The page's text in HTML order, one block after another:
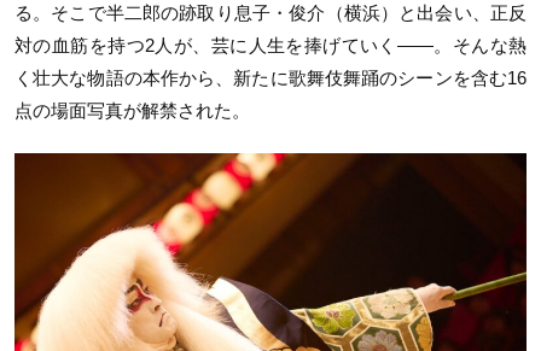
る。そこで半二郎の跡取り息子・俊介（横浜）と出会い、正反
対の血筋を持つ2人が、芸に人生を捧げていく——。そんな熱
く壮大な物語の本作から、新たに歌舞伎舞踊のシーンを含む16
点の場面写真が解禁された。